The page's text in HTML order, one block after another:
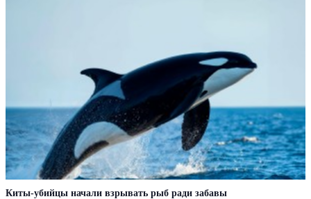
Киты-убийцы начали взрывать рыб ради забавы